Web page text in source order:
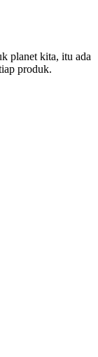
planet kita, itu ada
produk.